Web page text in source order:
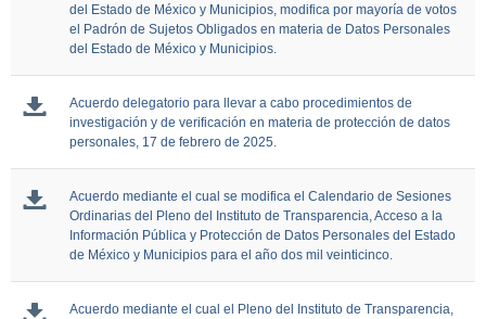
del Estado de México y Municipios, modifica por mayoría de votos
el Padrón de Sujetos Obligados en materia de Datos Personales
del Estado de México y Municipios.
Acuerdo delegatorio para llevar a cabo procedimientos de
investigación y de verificación en materia de protección de datos
personales, 17 de febrero de 2025.
Acuerdo mediante el cual se modifica el Calendario de Sesiones
Ordinarias del Pleno del Instituto de Transparencia, Acceso a la
Información Pública y Protección de Datos Personales del Estado
de México y Municipios para el año dos mil veinticinco.
Acuerdo mediante el cual el Pleno del Instituto de Transparencia,